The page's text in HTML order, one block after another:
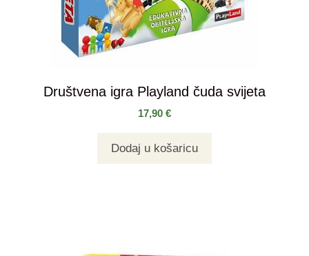
Društvena igra Playland čuda svijeta
17,90 €
Dodaj u košaricu